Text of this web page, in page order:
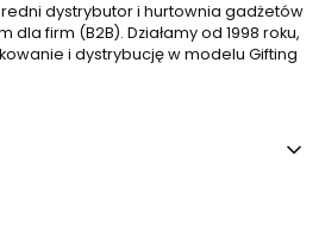
dystrybutor i hurtownia gadżetów
firm (B2B). Działamy od 1998 roku,
i dystrybucję w modelu Gifting